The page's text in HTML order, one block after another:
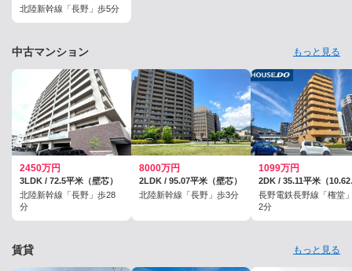
北陸新幹線「長野」歩5分
中古マンション もっと見る
2450万円
3LDK / 72.5平米（壁芯）
北陸新幹線「長野」歩28
分
8000万円
2LDK / 95.07平米（壁芯）
北陸新幹線「長野」歩3分
1099万円
長野電鉄長野線「権堂
2分
賃貸 もっと見る